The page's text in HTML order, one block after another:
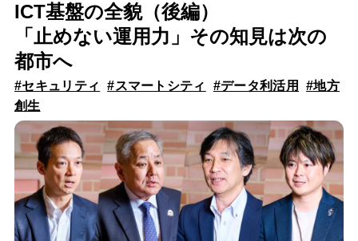
ICT基盤の全貌（後編）
「止めない運用力」その知見は次の
都市へ
#セキュリティ #スマートシティ #データ利活用
#地方
創生